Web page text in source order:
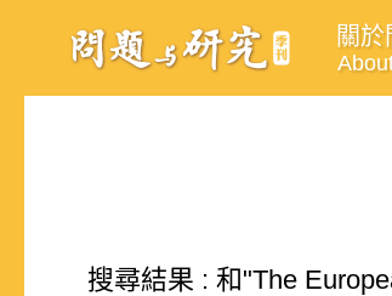
關
搜尋結果 : 和"The